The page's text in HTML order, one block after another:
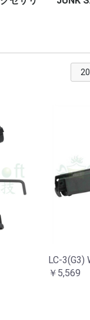
LC-3(G3)
￥5,569